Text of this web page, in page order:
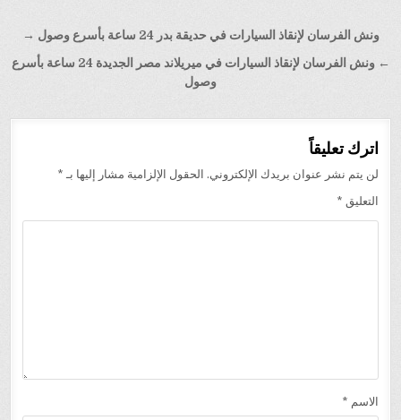
تصفّح
المقالات
ونش الفرسان لإنقاذ السيارات في حديقة بدر 24 ساعة بأسرع وصول →
← ونش الفرسان لإنقاذ السيارات في ميريلاند مصر الجديدة 24 ساعة بأسرع
وصول
اترك تعليقاً
لن يتم نشر عنوان بريدك الإلكتروني. الحقول الإلزامية مشار إليها بـ *
التعليق *
الاسم *